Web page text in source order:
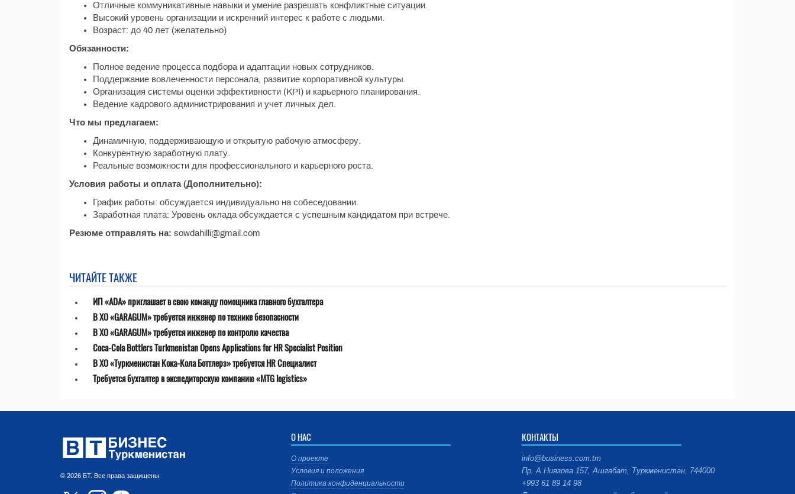
Отличные коммуникативные навыки и умение разрешать конфликтные ситуации.
Высокий уровень организации и искренний интерес к работе с людьми.
Возраст: до 40 лет (желательно)
Обязанности:
Полное ведение процесса подбора и адаптации новых сотрудников.
Поддержание вовлеченности персонала, развитие корпоративной культуры.
Организация системы оценки эффективности (KPI) и карьерного планирования.
Ведение кадрового администрирования и учет личных дел.
Что мы предлагаем:
Динамичную, поддерживающую и открытую рабочую атмосферу.
Конкурентную заработную плату.
Реальные возможности для профессионального и карьерного роста.
Условия работы и оплата (Дополнительно):
График работы: обсуждается индивидуально на собеседовании.
Заработная плата: Уровень оклада обсуждается с успешным кандидатом при встрече.
Резюме отправлять на: sowdahilli@gmail.com
ЧИТАЙТЕ ТАКЖЕ
ИП «ADA» приглашает в свою команду помощника главного бухгалтера
В ХО «GARAGUM» требуется инженер по технике безопасности
В ХО «GARAGUM» требуется инженер по контролю качества
Coca-Cola Bottlers Turkmenistan Opens Applications for HR Specialist Position
В ХО «Туркменистан Кока-Кола Боттлерз» требуется HR Специалист
Требуется бухгалтер в экспедиторскую компанию «MTG logistics»
© 2026 БТ. Все права защищены.
О НАС
О проекте
Условия и положения
Политика конфиденциальности
КОНТАКТЫ
info@business.com.tm
Пр. А.Ниязова 157, Ашгабат, Туркменистан, 744000
+993 61 89 14 98